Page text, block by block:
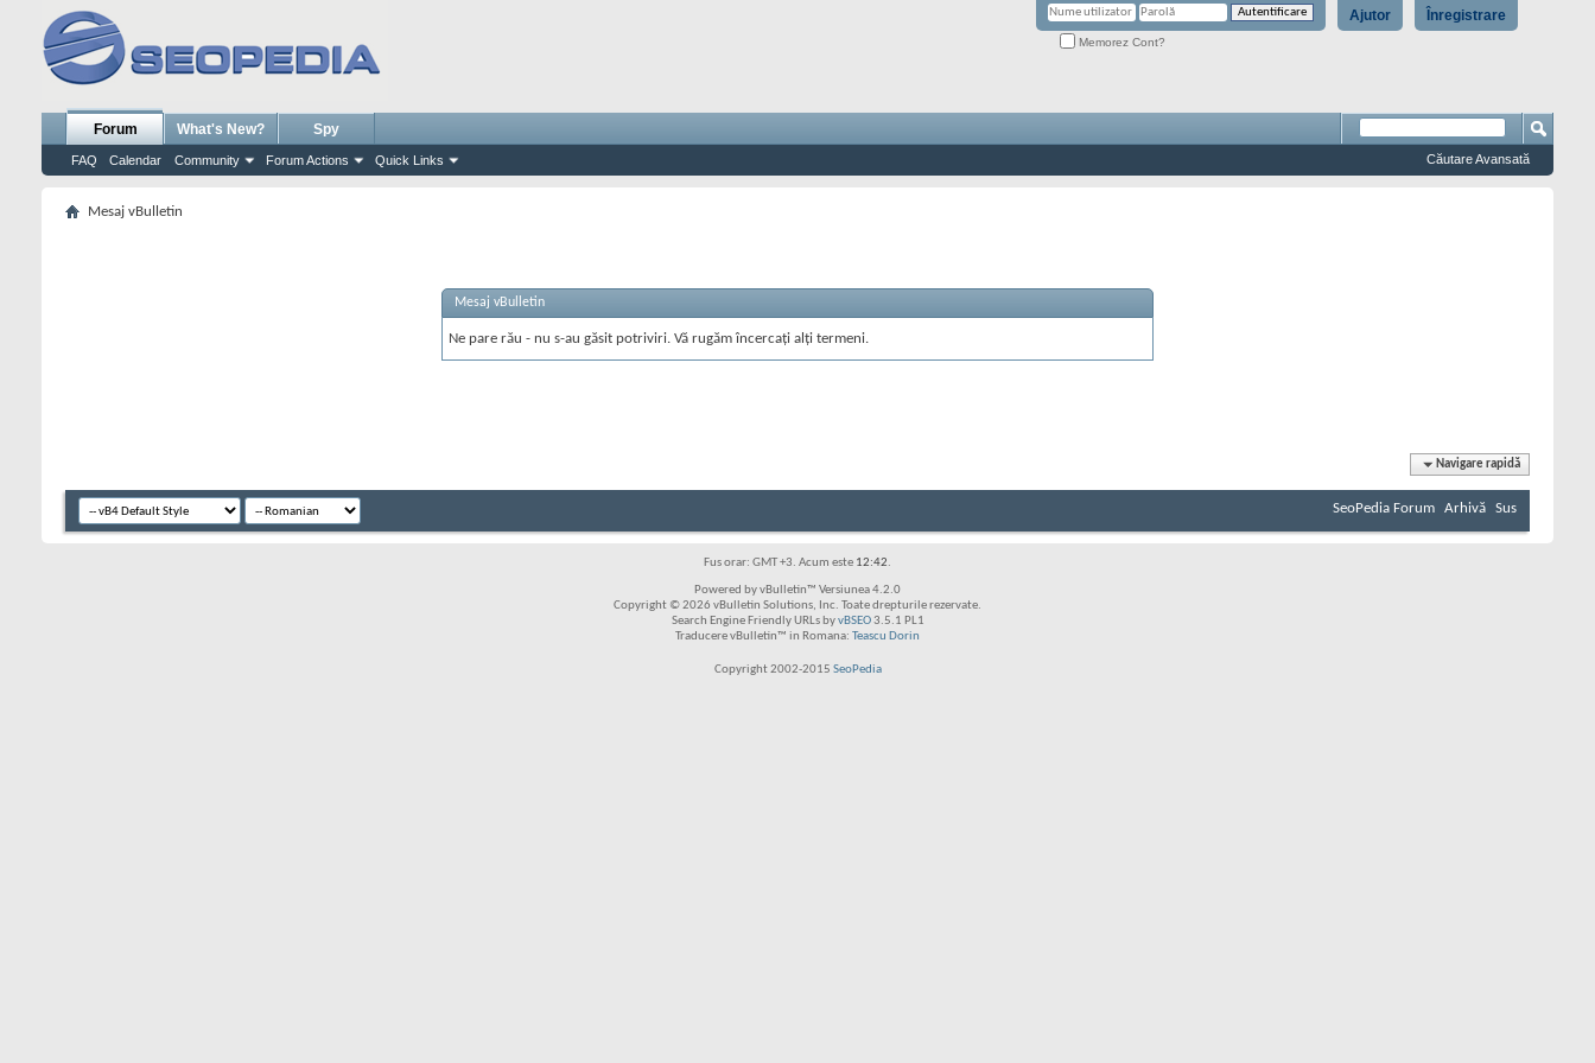
Înregistrare
Ajutor
Memorez Cont?
Forum
FAQ Calendar Community Forum Actions Quick Links
What's New? Spy
Căutare Avansată
Mesaj vBulletin
Mesaj vBulletin
Ne pare rău - nu s-au găsit potriviri. Vă rugăm încercați alți termeni.
Navigare rapidă
SeoPedia Forum Arhivă Sus
Fus orar: GMT +3. Acum este 12:42.
Powered by vBulletin™ Versiunea 4.2.0
Copyright © 2026 vBulletin Solutions, Inc. Toate drepturile rezervate.
Search Engine Friendly URLs byvBSEO3.5.1 PL1
Traducere vBulletin™ in Romana: Teascu Dorin
Copyright 2002-2015 SeoPedia